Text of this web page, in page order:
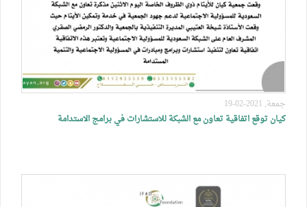
جمعة, 2021-02-19
كيان توقع اتفاقية تعاون مع الشبكة للاستشارات في برامج الاستدامة